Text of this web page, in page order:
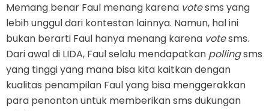
Memang benar Faul menang karena votesms yang
lebih unggul dari kontestan lainnya. Namun, hal ini
bukan berarti Faul hanya menang karena votesms.
Dari awal di LIDA, Faul selalu mendapatkan pollingsms
yang tinggi yang mana bisa kita kaitkan dengan
kualitas penampilan Faul yang bisa menggerakkan
para penonton untuk memberikan sms dukungan